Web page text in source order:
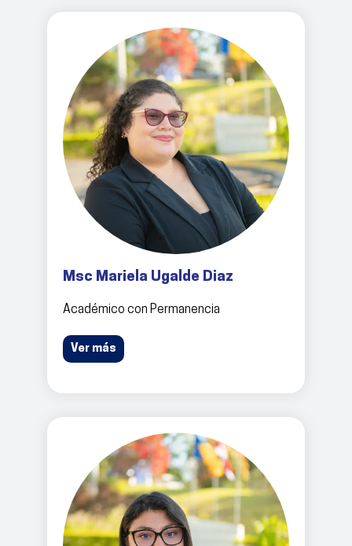
Msc Mariela Ugalde Diaz
Académico con Permanencia
Ver más